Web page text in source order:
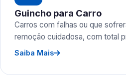
Guincho para Carro
Carros com falhas ou que
remoção cuidadosa, com total
Saiba Mais